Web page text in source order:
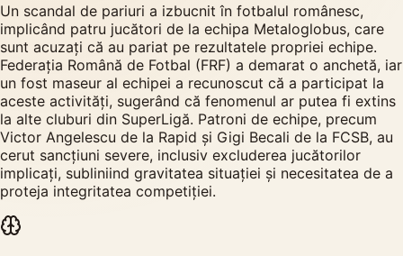
Un scandal de pariuri a izbucnit în fotbalul românesc,
implicând patru jucători de la echipa Metaloglobus, care
sunt acuzați că au pariat pe rezultatele propriei echipe.
Federația Română de Fotbal (FRF) a demarat o anchetă, iar
un fost maseur al echipei a recunoscut că a participat la
aceste activități, sugerând că fenomenul ar putea fi extins
la alte cluburi din SuperLigă. Patroni de echipe, precum
Victor Angelescu de la Rapid și Gigi Becali de la FCSB, au
cerut sancțiuni severe, inclusiv excluderea jucătorilor
implicați, subliniind gravitatea situației și necesitatea de a
proteja integritatea competiției.